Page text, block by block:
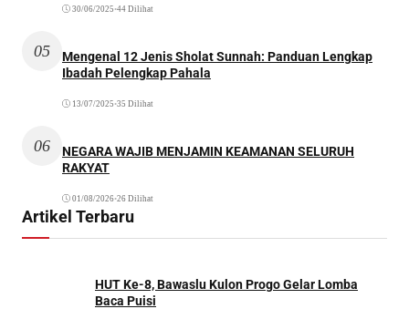
30/06/2025 •44 Dilihat
05
Mengenal 12 Jenis Sholat Sunnah: Panduan Lengkap
Ibadah Pelengkap Pahala
13/07/2025 •35 Dilihat
06
NEGARA WAJIB MENJAMIN KEAMANAN SELURUH
RAKYAT
01/08/2026•26 Dilihat
Artikel Terbaru
HUT Ke-8, Bawaslu Kulon Progo Gelar Lomba
Baca Puisi